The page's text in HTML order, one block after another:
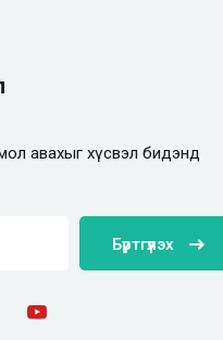
авахыг хүсвэл бидэнд
Бүртгүүлэх